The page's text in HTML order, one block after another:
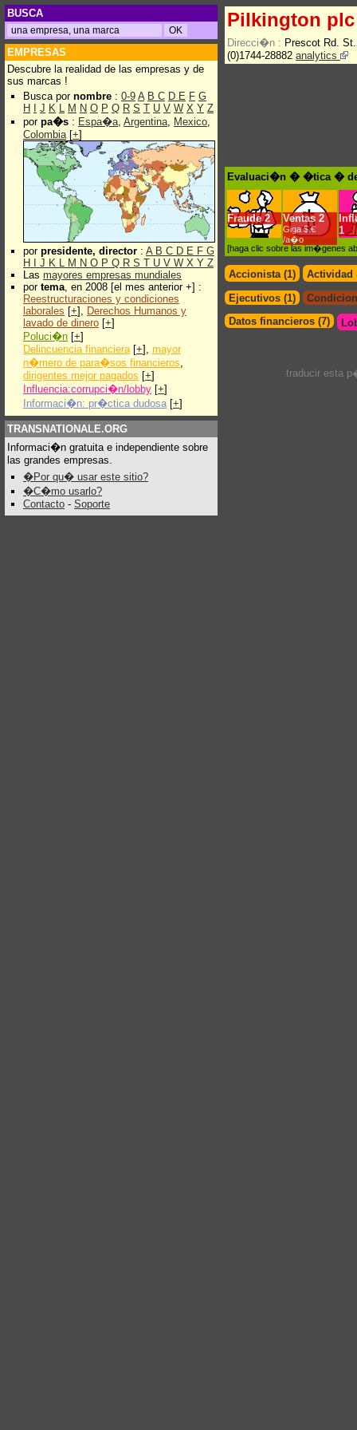
BUSCA
EMPRESAS
Descubre la realidad de las empresas y de
sus marcas !
Busca por nombre : 0-9 A B C D E F G
H
J K L M N O P Q R S T U V W X Y Z
por pa�s : Espa�a, Argentina, Mexico,
Colombia[+]
por presidente, director : A B C D E F G
H
J K L M N O P Q R S T U V W X Y Z
Las mayores empresas mundiales
por tema, en 2008 [el mes anterior +] :
Reestructuraciones y condiciones
laborales [+], Derechos Humanos y
lavado de dinero [+]
Poluci�n [+]
Delincuencia financiera[+], mayor
n�mero de para�sos financieros,
dirigentes mejor pagados [+]
Influencia:corrupci�n/lobby [+]
Informaci�n: pr�ctica dudosa [+]
TRANSNATIONALE.ORG
Informaci�n gratuita e independiente sobre
las grandes empresas.
�Por qu� usar este sitio?
�C�mo usarlo?
Contacto - Soporte
Pilkington plc
Direcci�n : Prescot Rd.
(0)1744-28882 analytics
Evaluaci�n � �tica �
Fraude 2 Ventas 2
Giga $.€
/a�o
1
[haga clic sobre las im�genes
Accionista (1)
Actividad
Ejecutivos (1)
Datos financieros (7)
traducir esta